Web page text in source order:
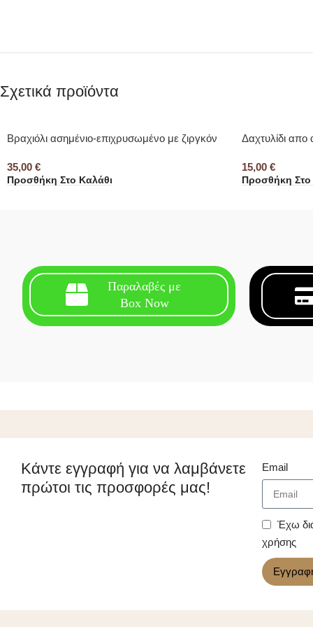
Σχετικά προϊόντα
Βραχιόλι ασημένιο-επιχρυσωμένο με ζιργκόν
35,00 €
Προσθήκη Στο Καλάθι
Δαχτυλίδι απο
15,00 €
Προσθήκη Στο
Παραλαβές με
Box Now
Κάντε εγγραφή για να λαμβάνετε
πρώτοι τις προσφορές μας!
Email
Έχω
χρήσης